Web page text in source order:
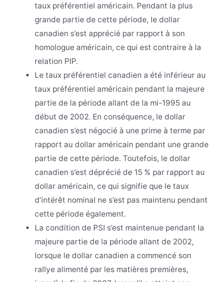
taux préférentiel américain. Pendant la plus
grande partie de cette période, le dollar
canadien s’est apprécié par rapport à son
homologue américain, ce qui est contraire à la
relation PIP.
Le taux préférentiel canadien a été inférieur au
taux préférentiel américain pendant la majeure
partie de la période allant de la mi-1995 au
début de 2002. En conséquence, le dollar
canadien s’est négocié à une prime à terme par
rapport au dollar américain pendant une grande
partie de cette période. Toutefois, le dollar
canadien s’est déprécié de 15 % par rapport au
dollar américain, ce qui signifie que le taux
d’intérêt nominal ne s’est pas maintenu pendant
cette période également.
La condition de PSI s’est maintenue pendant la
majeure partie de la période allant de 2002,
lorsque le dollar canadien a commencé son
rallye alimenté par les matières premières,